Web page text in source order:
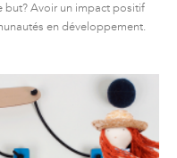
but? Avoir un impact positif
en développement.